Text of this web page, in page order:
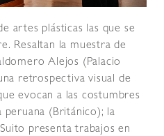
artes plásticas las que se
Resaltan la muestra de
Alejos (Palacio
retrospectiva visual de
evocan a las costumbres
peruana (Británico); la
presenta trabajos en